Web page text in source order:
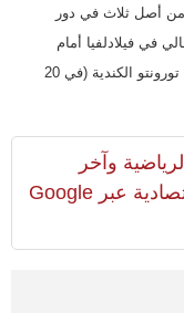
أصل ثلاث في دور
في الولايات المتحدة (في 15 و25 الحالي في فيلادلفيا أمام
الإكوادور وكوراساو)، فيما تُقام مباراته الأخرى في تورونتو الكندية (في 20
وآخر
المستجدات السياسية والإقتصادية عبر Google